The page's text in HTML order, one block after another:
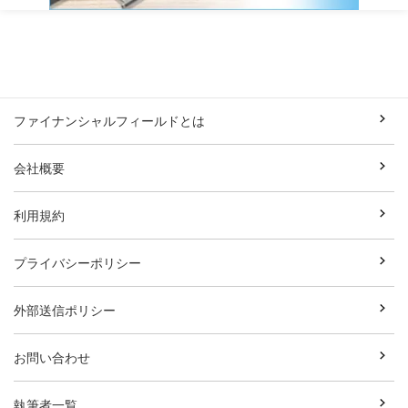
ファイナンシャルフィールドとは
会社概要
利用規約
プライバシーポリシー
外部送信ポリシー
お問い合わせ
執筆者一覧